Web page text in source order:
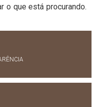
o que está procurando.